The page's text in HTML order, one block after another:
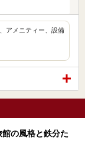
アメニティー、設備
館の風格と鉄分た